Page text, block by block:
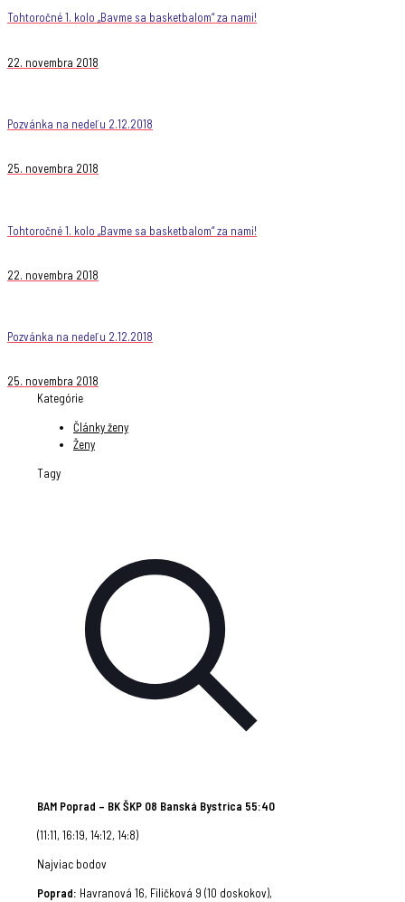
Tohtoročné 1. kolo „Bavme sa basketbalom“ za nami!
22. novembra 2018
Pozvánka na nedeľu 2.12.2018
25. novembra 2018
Tohtoročné 1. kolo „Bavme sa basketbalom“ za nami!
22. novembra 2018
Pozvánka na nedeľu 2.12.2018
25. novembra 2018
Kategórie
Články ženy
Ženy
Tagy
BAM Poprad – BK ŠKP 08 Banská Bystrica 55:40
(11:11, 16:19, 14:12, 14:8)
Najviac bodov
Poprad: Havranová 16, Filičková 9 (10 doskokov),